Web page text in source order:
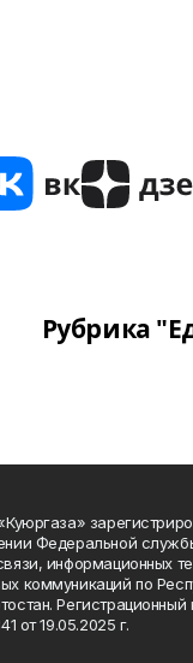
Рубрика
Федеральной
информационных
коммуникаций по
от 19.05.2025 г.